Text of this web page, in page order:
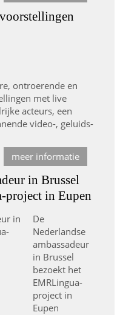
ontroerende en
met live
acteurs, een
video-, geluids-
meer informatie
in Brussel
project in Eupen
De
Nederlandse
ambassadeur
in Brussel
bezoekt het
EMRLingua-
project in
Eupen